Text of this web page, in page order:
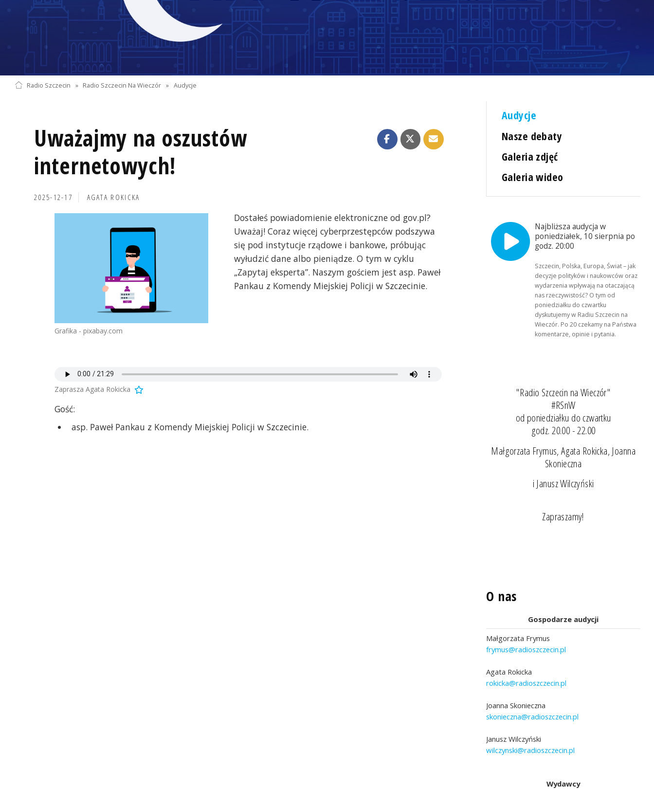
Radio Szczecin » Radio Szczecin Na Wieczór » Audycje
Uważajmy na oszustów
internetowych!
2025-12-17 AGATA ROKICKA
Grafika - pixabay.com
Dostałeś powiadomienie elektroniczne od gov.pl?
Uważaj! Coraz więcej cyberprzestępców podszywa
się pod instytucje rządowe i bankowe, próbując
wyłudzić dane albo pieniądze. O tym w cyklu
„Zapytaj eksperta”. Naszym gościem jest asp. Paweł
Pankau z Komendy Miejskiej Policji w Szczecinie.
Zaprasza Agata Rokicka
Gość:
asp. Paweł Pankau z Komendy Miejskiej Policji w Szczecinie.
Audycje
Nasze debaty
Galeria zdjęć
Galeria wideo
Najbliższa audycja w
poniedziałek, 10 sierpnia po
godz. 20:00
Szczecin, Polska, Europa, Świat – jak
decyzje polityków i naukowców oraz
wydarzenia wpływają na otaczającą
nas rzeczywistość? O tym od
poniedziałku do czwartku
dyskutujemy w Radiu Szczecin na
Wieczór. Po 20 czekamy na Państwa
komentarze, opinie i pytania.
"Radio Szczecin na Wieczór"
#RSnW
od poniedziałku do czwartku
godz. 20.00 - 22.00
Małgorzata Frymus, Agata Rokicka, Joanna
Skonieczna
i Janusz Wilczyński
Zapraszamy!
O nas
Gospodarze audycji
Małgorzata Frymus
frymus@radioszczecin.pl
Agata Rokicka
rokicka@radioszczecin.pl
Joanna Skonieczna
skonieczna@radioszczecin.pl
Janusz Wilczyński
wilczynski@radioszczecin.pl
Wydawcy